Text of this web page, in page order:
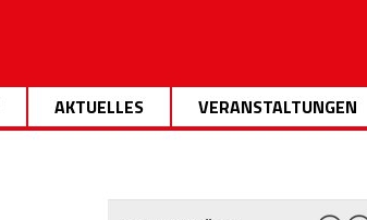
AKTUELLES VERANSTALTUNGEN